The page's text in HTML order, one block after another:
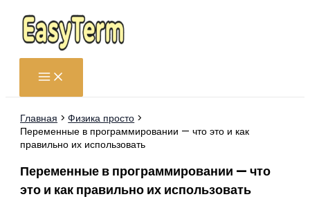
Перейти
содержимому
Главная
Физика просто
Переменные в программировании — что это и как
правильно их использовать
Переменные в программировании — что
это и как правильно их использовать